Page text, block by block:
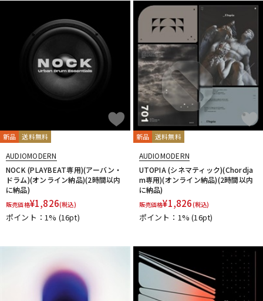
新品 送料無料
AUDIOMODERN
NOCK (PLAYBEAT専用)(アーバン・
ドラム)(オンライン納品)(2時間以内
に納品)
販売価格¥1,826(税込)
ポイント：1% (16pt)
新品 送料無料
AUDIOMODERN
UTOPIA (シネマティック)(Chordja
m専用)(オンライン納品)(2時間以内
に納品)
販売価格¥1,826(税込)
ポイント：1%(16pt)